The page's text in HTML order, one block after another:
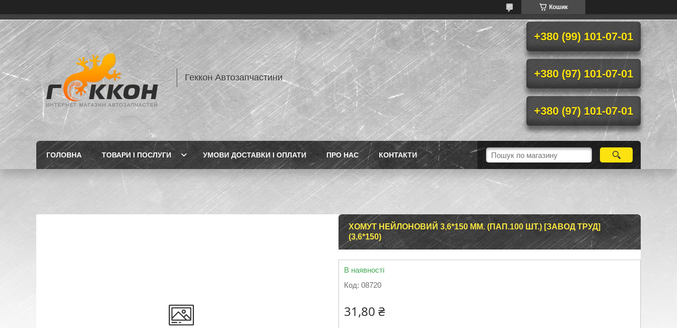
Кошик
Геккон Автозапчастини
+380 (99) 101-07-01
+380 (97) 101-07-01
+380 (97) 101-07-01
ГОЛОВНА ТОВАРИ І ПОСЛУГИ УМОВИ ДОСТАВКИ І ОПЛАТИ ПРО НАС КОНТАКТИ
ХОМУТ НЕЙЛОНОВИЙ 3,6*150 ММ. (ПАП.100 ШТ.) [ЗАВОД ТРУД]
(3,6*150)
В наявності
Код: 08720
31,80 ₴